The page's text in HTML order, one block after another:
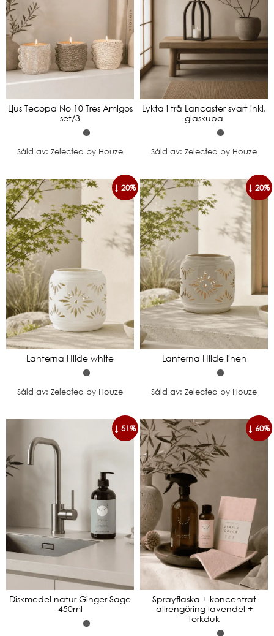
Ljus Tecopa No 10 Tres Amigos
set/3
Såld av: Zelected by Houze
Lykta i trä Lancaster svart inkl.
glaskupa
Såld av: Zelected by Houze
↓ 20%
Lanterna Hilde white
Såld av: Zelected by Houze
↓ 20%
Lanterna Hilde linen
Såld av: Zelected by Houze
↓ 51%
Diskmedel natur Ginger Sage
450ml
↓ 60%
Sprayflaska + koncentrat
allrengöring lavendel +
torkduk